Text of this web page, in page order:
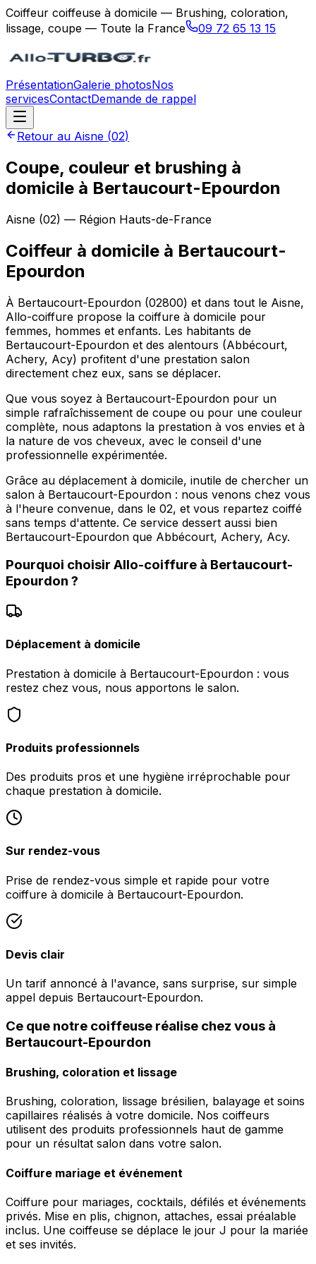
Coiffeur coiffeuse à domicile — Brushing, coloration,
lissage, coupe — Toute la France
09 72 65 13 15
PrésentationGalerie photosNos
servicesContactDemande de rappel
Retour au Aisne (02)
Coupe, couleur et brushing à
domicile à Bertaucourt-Epourdon
Aisne (02) — Région Hauts-de-France
Coiffeur à domicile à Bertaucourt-
Epourdon
À Bertaucourt-Epourdon (02800) et dans tout le Aisne,
Allo-coiffure propose la coiffure à domicile pour
femmes, hommes et enfants. Les habitants de
Bertaucourt-Epourdon et des alentours (Abbécourt,
Achery, Acy) profitent d'une prestation salon
directement chez eux, sans se déplacer.
Que vous soyez à Bertaucourt-Epourdon pour un
simple rafraîchissement de coupe ou pour une couleur
complète, nous adaptons la prestation à vos envies et à
la nature de vos cheveux, avec le conseil d'une
professionnelle expérimentée.
Grâce au déplacement à domicile, inutile de chercher un
salon à Bertaucourt-Epourdon : nous venons chez vous
à l'heure convenue, dans le 02, et vous repartez coiffé
sans temps d'attente. Ce service dessert aussi bien
Bertaucourt-Epourdon que Abbécourt, Achery, Acy.
Pourquoi choisir Allo-coiffure à Bertaucourt-
Epourdon ?
Déplacement à domicile
Prestation à domicile à Bertaucourt-Epourdon : vous
restez chez vous, nous apportons le salon.
Produits professionnels
Des produits pros et une hygiène irréprochable pour
chaque prestation à domicile.
Sur rendez-vous
Prise de rendez-vous simple et rapide pour votre
coiffure à domicile à Bertaucourt-Epourdon.
Devis clair
Un tarif annoncé à l'avance, sans surprise, sur simple
appel depuis Bertaucourt-Epourdon.
Ce que notre coiffeuse réalise chez vous à
Bertaucourt-Epourdon
Brushing, coloration et lissage
Brushing, coloration, lissage brésilien, balayage et soins
capillaires réalisés à votre domicile. Nos coiffeurs
utilisent des produits professionnels haut de gamme
pour un résultat salon dans votre salon.
Coiffure mariage et événement
Coiffure pour mariages, cocktails, défilés et événements
privés. Mise en plis, chignon, attaches, essai préalable
inclus. Une coiffeuse se déplace le jour J pour la mariée
et ses invités.